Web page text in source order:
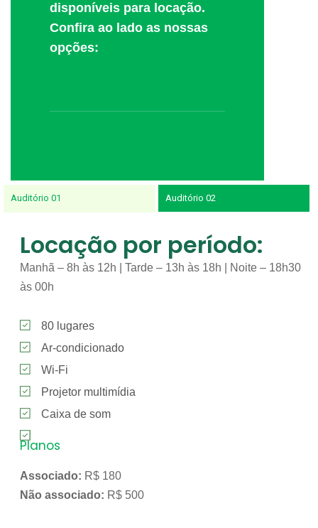
disponíveis para locação.
Confira ao lado as nossas
opções:
Auditório 01 Auditório 02
Locação por período:
Manhã – 8h às 12h | Tarde – 13h às 18h | Noite – 18h30
às 00h
80 lugares
Ar-condicionado
Wi-Fi
Projetor multimídia
Caixa de som
Planos
Associado: R$ 180
Não associado: R$ 500